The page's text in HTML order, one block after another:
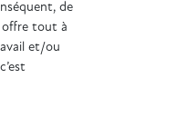
de
offre tout à
et/ou